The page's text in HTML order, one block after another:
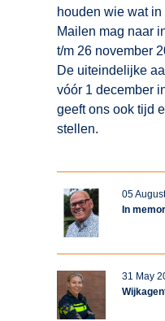
houden wie wat
Mailen mag naar
t/m 26 november
De uiteindelijke
vóór 1 december
geeft ons ook tijd
stellen.
05
In
31 May